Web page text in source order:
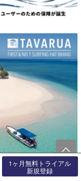
1ヶ月無料トライアル
新規登録